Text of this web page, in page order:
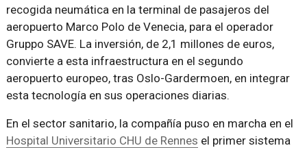
recogida neumática en la terminal de pasajeros del
aeropuerto Marco Polo de Venecia, para el operador
Gruppo SAVE. La inversión, de 2,1 millones de euros,
convierte a esta infraestructura en el segundo
aeropuerto europeo, tras Oslo-Gardermoen, en integrar
esta tecnología en sus operaciones diarias.
En el sector sanitario, la compañía puso en marcha en el
Hospital Universitario CHU de Rennes el primer sistema